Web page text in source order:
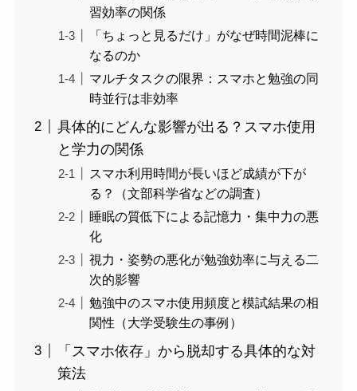
習効率の関係
「ちょっと見るだけ」がなぜ時間泥棒に
なるのか
マルチタスクの限界：スマホと勉強の同
時並行は非効率
具体的にどんな影響が出る？スマホ使用
と学力の関係
スマホ利用時間が長いほど成績が下が
る？（文部科学省などの調査）
睡眠の質低下による記憶力・集中力の悪
化
視力・姿勢の悪化が勉強効率に与える二
次的影響
勉強中のスマホ使用頻度と模試結果の相
関性（大学受験生の事例）
「スマホ依存」から脱却する具体的な対
策法